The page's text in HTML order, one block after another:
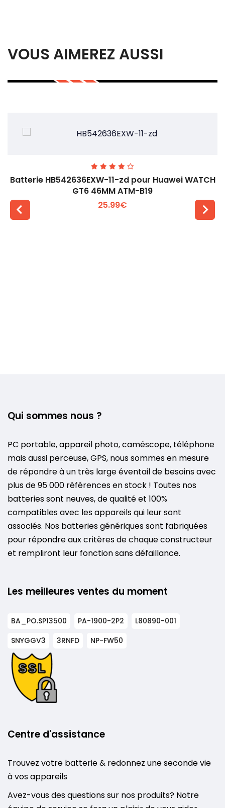
VOUS AIMEREZ AUSSI
Batterie HB542636EXW-11-zd pour Huawei WATCH
GT6 46MM ATM-B19
25.99€
Qui sommes nous ?
PC portable, appareil photo, caméscope, téléphone
mais aussi perceuse, GPS, nous sommes en mesure
de répondre à un très large éventail de besoins avec
plus de 95 000 références en stock ! Toutes nos
batteries sont neuves, de qualité et 100%
compatibles avec les appareils qui leur sont
associés. Nos batteries génériques sont fabriquées
pour répondre aux critères de chaque constructeur
et rempliront leur fonction sans défaillance.
Les meilleures ventes du moment
BA_PO.SP13500 PA-1900-2P2
L80890-001
SNYGGV3
3RNFD NP-FW50
Centre d'assistance
Trouvez votre batterie & redonnez une seconde vie
à vos appareils
Avez-vous des questions sur nos produits? Notre